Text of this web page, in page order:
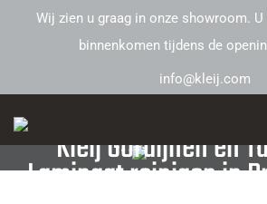
Wij zien u graag in onze showroom.
binnenkomen tijdens de
info@kleij.com
Kleij Gordijnen en
Laminaat reinigen in